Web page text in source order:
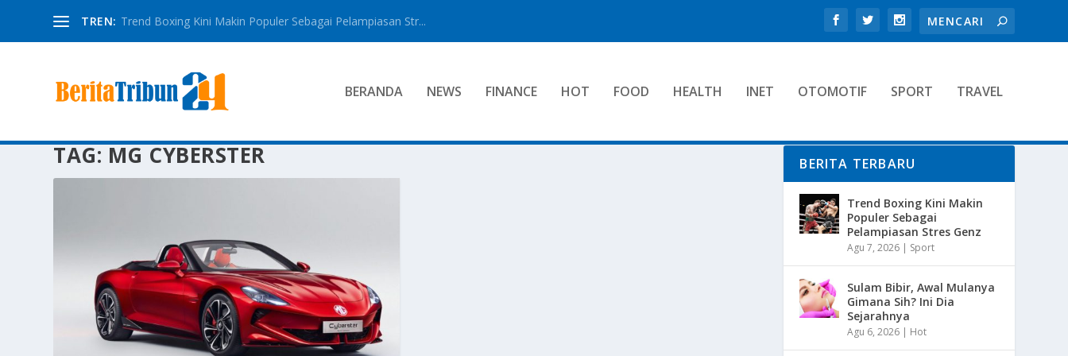
TREN: Trend Boxing Kini Makin Populer Sebagai Pelampiasan Str...
BERANDA NEWS FINANCE HOT FOOD HEALTH INET OTOMOTIF SPORT TRAVEL
TAG: MG CYBERSTER BERITA TERBARU
Trend Boxing Kini Makin
Populer Sebagai
Pelampiasan Stres Genz
Agu 7, 2026 | Sport
Sulam Bibir, Awal Mulanya
Gimana Sih? Ini Dia
Sejarahnya
Agu 6, 2026 | Hot